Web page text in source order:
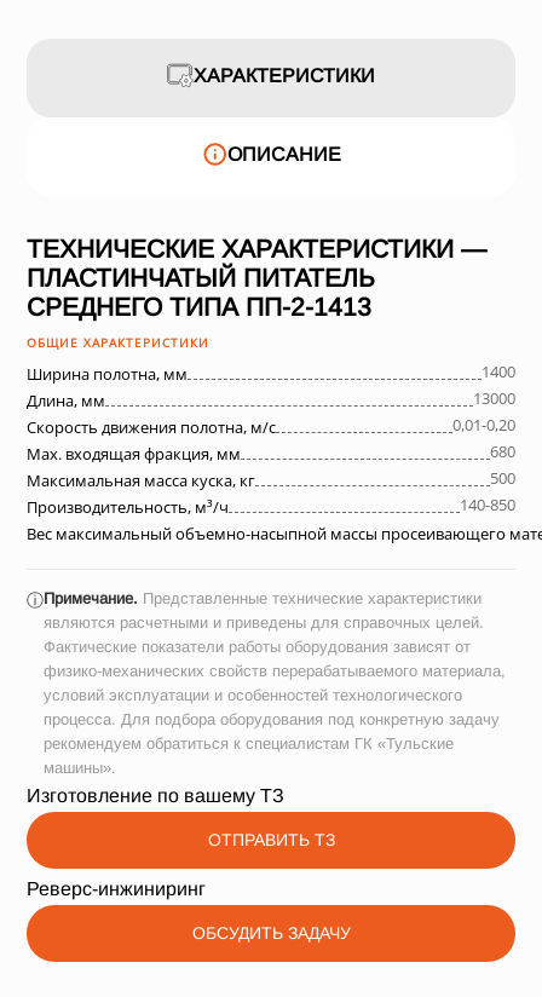
ХАРАКТЕРИСТИКИ
ОПИСАНИЕ
ТЕХНИЧЕСКИЕ ХАРАКТЕРИСТИКИ —
ПЛАСТИНЧАТЫЙ ПИТАТЕЛЬ
СРЕДНЕГО ТИПА ПП-2-1413
ОБЩИЕ ХАРАКТЕРИСТИКИ
Ширина полотна, мм
1400
Длина, мм
13000
Скорость движения полотна, м/с
0,01-0,20
Max. входящая фракция, мм
680
Максимальная масса куска, кг
500
Производительность, м³/ч
140-850
Вес максимальный объемно-насыпной массы просеивающего
ⓘПримечание. Представленные технические характеристики
являются расчетными и приведены для справочных целей.
Фактические показатели работы оборудования зависят от
физико-механических свойств перерабатываемого материала,
условий эксплуатации и особенностей технологического
процесса. Для подбора оборудования под конкретную задачу
рекомендуем обратиться к специалистам ГК «Тульские
машины».
Изготовление по вашему ТЗ
ОТПРАВИТЬ ТЗ
Реверс-инжиниринг
ОБСУДИТЬ ЗАДАЧУ